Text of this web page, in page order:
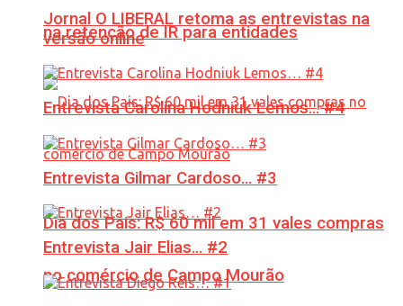
na retenção de IR para entidades
Dia dos Pais: R$ 60 mil em 31 vales compras
no comércio de Campo Mourão
Jornal O LIBERAL retoma as entrevistas na
versão online
Entrevista Carolina Hodniuk Lemos… #4
Entrevista Gilmar Cardoso… #3
Entrevista Jair Elias… #2